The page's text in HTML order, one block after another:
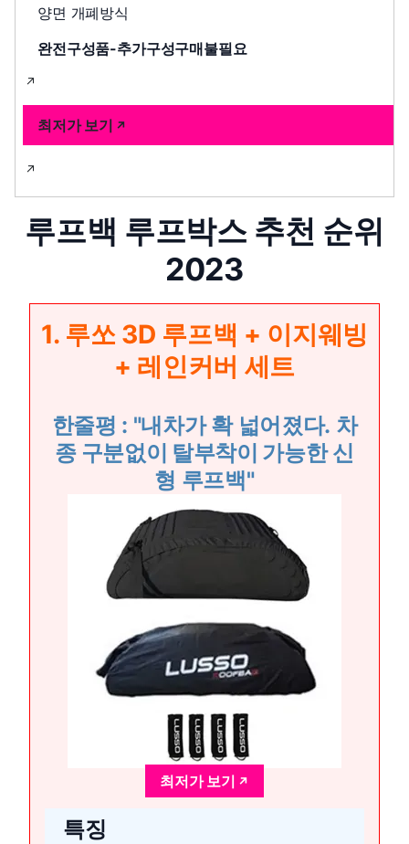
양면 개폐방식
완전구성품-추가구성구매불필요
최저가 보기
루프백 루프박스 추천 순위
2023
1. 루쏘 3D 루프백 + 이지웨빙
+ 레인커버 세트
한줄평 : "내차가 확 넓어졌다. 차
종 구분없이 탈부착이 가능한 신
형 루프백"
최저가 보기
특징